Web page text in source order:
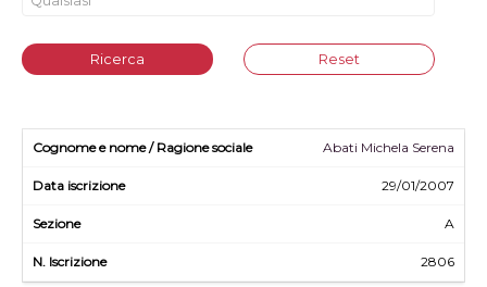
Ricerca Reset
Abati Michela Serena
29/01/2007
A
2806